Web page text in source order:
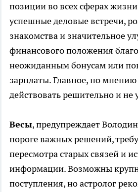
позиции во всех сферах
успешные деловые встречи,
знакомства и значительное
финансового положения
неожиданным бонусам или
зарплаты. Главное, по мнению
действовать решительно и не
Весы, предупреждает
пороге важных решений,
пересмотра старых связей и
информации. Возможны
поступления, но астролог